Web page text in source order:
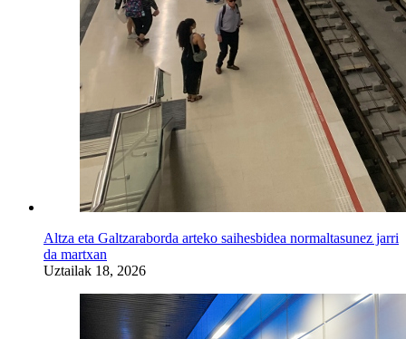
Altza eta Galtzaraborda arteko saihesbidea normaltasunez jarri
da martxan
Uztailak 18, 2026